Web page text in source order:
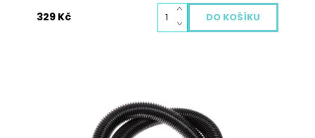
329 Kč
Univerzální hadice k vysavači 1,8m je určena k
opravě poškozených hadic.